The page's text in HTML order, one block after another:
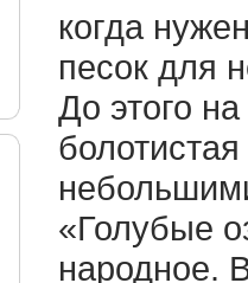
когда
песок для
До этого
«Голубые
народное.